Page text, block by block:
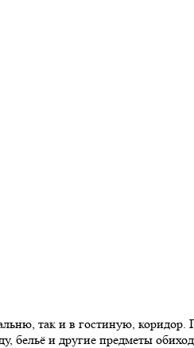
так и в гостиную,
и другие предметы